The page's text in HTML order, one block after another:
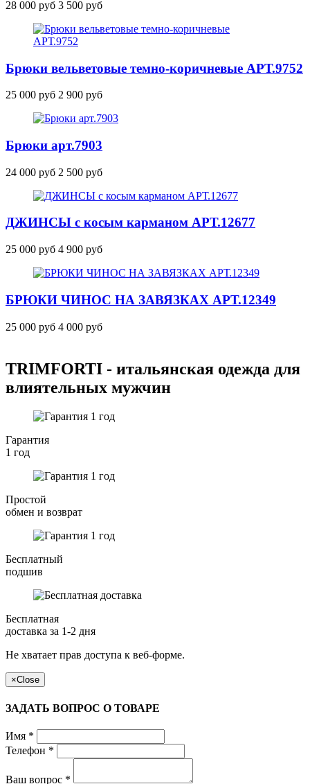
28 000 руб 3 500 руб
Брюки вельветовые темно-коричневые АРТ.9752
25 000 руб 2 900 руб
Брюки арт.7903
24 000 руб 2 500 руб
ДЖИНСЫ с косым карманом АРТ.12677
25 000 руб 4 900 руб
БРЮКИ ЧИНОС НА ЗАВЯЗКАХ АРТ.12349
25 000 руб 4 000 руб
TRIMFORTI - итальянская одежда для
влиятельных мужчин
Гарантия
1 год
Простой
обмен и возврат
Бесплатный
подшив
Бесплатная
доставка за 1-2 дня
Не хватает прав доступа к веб-форме.
×Close
ЗАДАТЬ ВОПРОС О ТОВАРЕ
Имя *
Телефон *
Ваш вопрос *